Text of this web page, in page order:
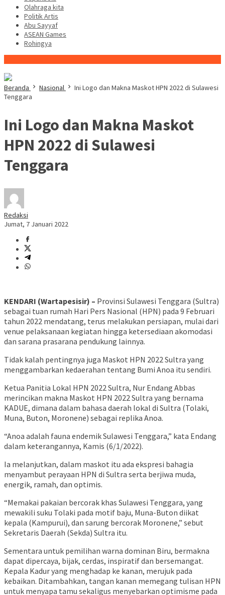
Olahraga kita
Politik Artis
Abu Sayyaf
ASEAN Games
Rohingya
Beranda Nasional
Ini Logo dan Makna Maskot HPN 2022 di Sulawesi
Tenggara
Ini Logo dan Makna Maskot
HPN 2022 di Sulawesi
Tenggara
Redaksi
Jumat, 7 Januari 2022
KENDARI (Wartapesisir) – Provinsi Sulawesi Tenggara (Sultra)
sebagai tuan rumah Hari Pers Nasional (HPN) pada 9 Februari
tahun 2022 mendatang, terus melakukan persiapan, mulai dari
venue pelaksanaan kegiatan hingga ketersediaan akomodasi
dan sarana prasarana pendukung lainnya.
Tidak kalah pentingnya juga Maskot HPN 2022 Sultra yang
menggambarkan kedaerahan tentang Bumi Anoa itu sendiri.
Ketua Panitia Lokal HPN 2022 Sultra, Nur Endang Abbas
merincikan makna Maskot HPN 2022 Sultra yang bernama
KADUE, dimana dalam bahasa daerah lokal di Sultra (Tolaki,
Muna, Buton, Moronene) sebagai replika Anoa.
“Anoa adalah fauna endemik Sulawesi Tenggara,” kata Endang
dalam keterangannya, Kamis (6/1/2022).
Ia melanjutkan, dalam maskot itu ada ekspresi bahagia
menyambut perayaan HPN di Sultra serta berjiwa muda,
energik, ramah, dan optimis.
“Memakai pakaian bercorak khas Sulawesi Tenggara, yang
mewakili suku Tolaki pada motif baju, Muna-Buton diikat
kepala (Kampurui), dan sarung bercorak Moronene,” sebut
Sekretaris Daerah (Sekda) Sultra itu.
Sementara untuk pemilihan warna dominan Biru, bermakna
dapat dipercaya, bijak, cerdas, inspiratif dan bersemangat.
Kepala Kadur yang menghadap ke kanan, merujuk pada
kebaikan. Ditambahkan, tangan kanan memegang tulisan HPN
untuk menyapa tamu sekaligus menyebarkan optimisme pada